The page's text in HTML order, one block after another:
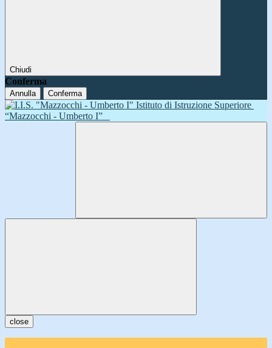
Chiudi
Conferma
Annulla Conferma
Istituto di Istruzione Superiore
“Mazzocchi - Umberto I”
close